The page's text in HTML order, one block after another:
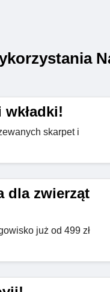
skarpet i
dla zwierząt
już od 499 zł